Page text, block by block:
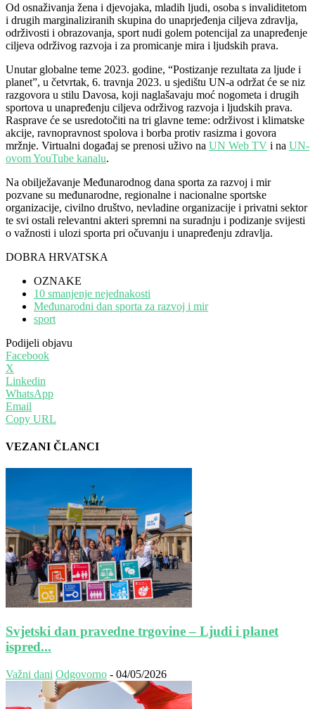
Od osnaživanja žena i djevojaka, mladih ljudi, osoba s invaliditetom
i drugih marginaliziranih skupina do unaprjeđenja ciljeva zdravlja,
održivosti i obrazovanja, sport nudi golem potencijal za unapređenje
ciljeva održivog razvoja i za promicanje mira i ljudskih prava.
Unutar globalne teme 2023. godine, “Postizanje rezultata za ljude i
planet”, u četvrtak, 6. travnja 2023. u sjedištu UN-a održat će se niz
razgovora u stilu Davosa, koji naglašavaju moć nogometa i drugih
sportova u unapređenju ciljeva održivog razvoja i ljudskih prava.
Rasprave će se usredotočiti na tri glavne teme: održivost i klimatske
akcije, ravnopravnost spolova i borba protiv rasizma i govora
mržnje. Virtualni događaj se prenosi uživo na UN Web TV i na UN-
ovom YouTube kanalu.
Na obilježavanje Međunarodnog dana sporta za razvoj i mir
pozvane su međunarodne, regionalne i nacionalne sportske
organizacije, civilno društvo, nevladine organizacije i privatni sektor
te svi ostali relevantni akteri spremni na suradnju i podizanje svijesti
o važnosti i ulozi sporta pri očuvanju i unapređenju zdravlja.
DOBRA HRVATSKA
OZNAKE
10 smanjenje nejednakosti
Međunarodni dan sporta za razvoj i mir
sport
Podijeli objavu
Facebook
X
Linkedin
WhatsApp
Email
Copy URL
VEZANI ČLANCI
Svjetski dan pravedne trgovine – Ljudi i planet
ispred...
Važni dani Odgovorno - 04/05/2026